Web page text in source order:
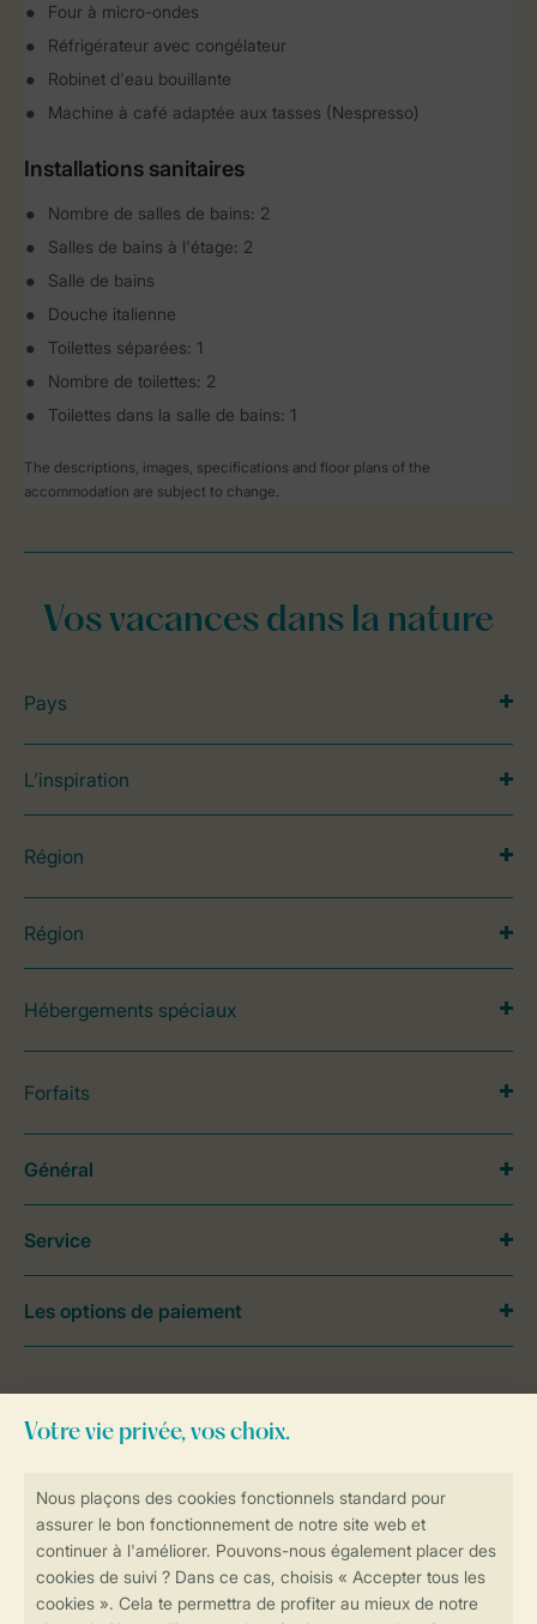
Four à micro-ondes
Réfrigérateur avec congélateur
Robinet d'eau bouillante
Machine à café adaptée aux tasses (Nespresso)
Installations sanitaires
Nombre de salles de bains: 2
Salles de bains à l'étage: 2
Salle de bains
Douche italienne
Toilettes séparées: 1
Nombre de toilettes: 2
Toilettes dans la salle de bains: 1
The descriptions, images, specifications and floor plans of the
accommodation are subject to change.
Réservations en ligne rapides et sécurisées
Vos vacances dans la nature
Pays
L’inspiration
Région
Région
Hébergements spéciaux
Forfaits
contactez notreContact Center.
Général
Service
Les options de paiement